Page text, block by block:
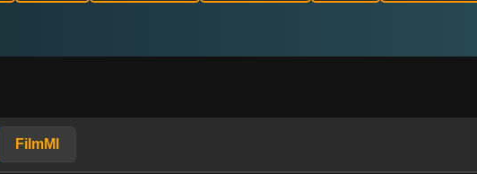
FilmMl